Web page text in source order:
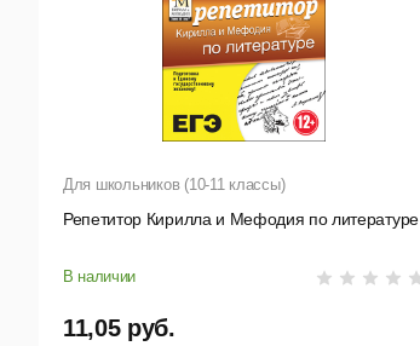
Для школьников (10-11 классы)
Репетитор Кирилла и Мефодия по литературе
В наличии
11,05 руб.